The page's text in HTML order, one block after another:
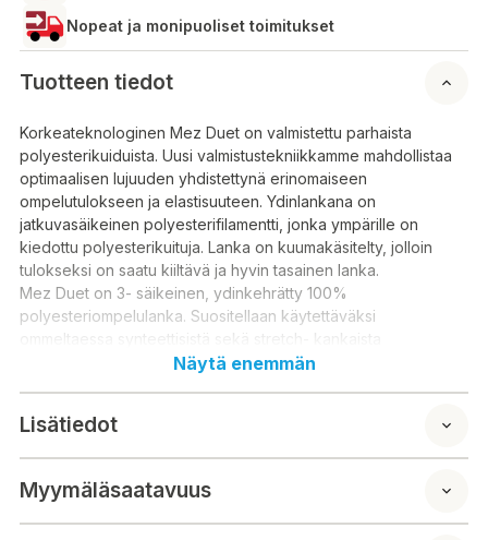
Nopeat ja monipuoliset toimitukset
Tuotteen tiedot
Korkeateknologinen Mez Duet on valmistettu parhaista
polyesterikuiduista. Uusi valmistustekniikkamme mahdollistaa
optimaalisen lujuuden yhdistettynä erinomaiseen
ompelutulokseen ja elastisuuteen. Ydinlankana on
jatkuvasäikeinen polyesterifilamentti, jonka ympärille on
kiedottu polyesterikuituja. Lanka on kuumakäsitelty, jolloin
tulokseksi on saatu kiiltävä ja hyvin tasainen lanka.
Mez Duet on 3- säikeinen, ydinkehrätty 100%
polyesteriompelulanka. Suositellaan käytettäväksi
ommeltaessa synteettisistä sekä stretch- kankaista
alusvaatteita- ja asuja, housuja, paitoja, pukuja, ulkovaatteita ja
Materiaali: 100 % polyesteri
Rullassa (metriä): 500
Den högteknologiska Mez Duet är gjord av de bästa
polyesterfibrerna. Vår nya tillverkningsteknik möjliggör optimal
Näytä enemmän
Lisätiedot
Myymäläsaatavuus